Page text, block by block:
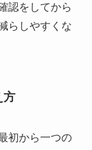
認をしてから
らしやすくな
方
初から一つの